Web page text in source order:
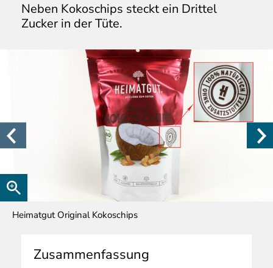
Neben Kokoschips steckt ein Drittel
Zucker in der Tüte.
Heimatgut Original Kokoschips
Zusammenfassung